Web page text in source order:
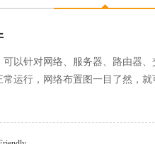
以针对网络、服务器、路由器
运行，网络布置图一目了然，就